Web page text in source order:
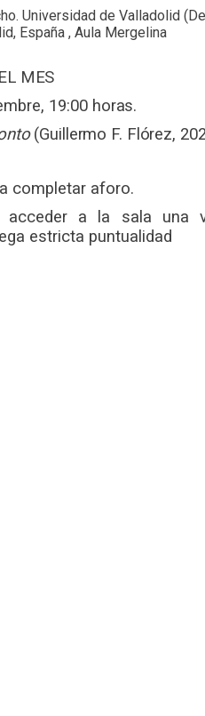
Universidad de Valladolid
España , Aula Mergelina
MES
19:00 horas.
(Guillermo F. Flórez,
completar aforo.
acceder a la sala una
estricta puntualidad